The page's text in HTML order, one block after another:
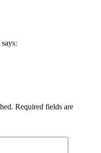
says:
Required fields are